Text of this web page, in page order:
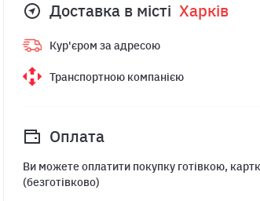
Доставка в місті Харкiв
Кур'єром за адресою
Транспортною компанією
Оплата
Ви можете оплатити покупку готівкою,
(безготівково)